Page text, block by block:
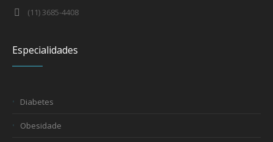
(11) 3685-4408
Especialidades
Diabetes
Obesidade